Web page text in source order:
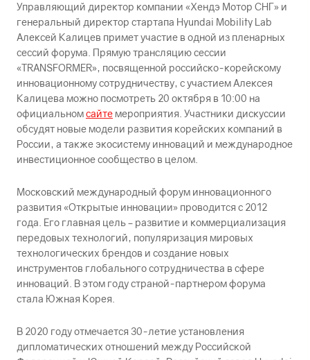
Управляющий директор компании «Хендэ Мотор СНГ» и
генеральный директор стартапа Hyundai Mobility Lab
Алексей Калицев примет участие в одной из пленарных
сессий форума. Прямую трансляцию сессии
«TRANSFORMER», посвященной российско-корейскому
инновационному сотрудничеству, с участием Алексея
Калицева можно посмотреть 20 октября в 10:00 на
официальномсайтемероприятия. Участники дискуссии
обсудят новые модели развития корейских компаний в
России, а также экосистему инноваций и международное
инвестиционное сообщество в целом.
Московский международный форум инновационного
развития «Открытые инновации» проводится с 2012
года. Его главная цель – развитие и коммерциализация
передовых технологий, популяризация мировых
технологических брендов и создание новых
инструментов глобального сотрудничества в сфере
инноваций. В этом году страной-партнером форума
стала Южная Корея.
В 2020 году отмечается 30-летие установления
дипломатических отношений между Российской